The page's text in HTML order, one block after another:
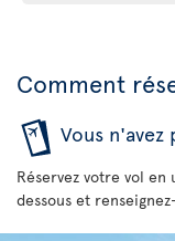
Comment
Vous
Réservez votre vol
dessous et